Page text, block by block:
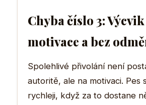
Chyba číslo 3:
motivace a bez
Spolehlivé přivolání není
autoritě, ale na motivaci. Pes
rychleji, když za to dostane